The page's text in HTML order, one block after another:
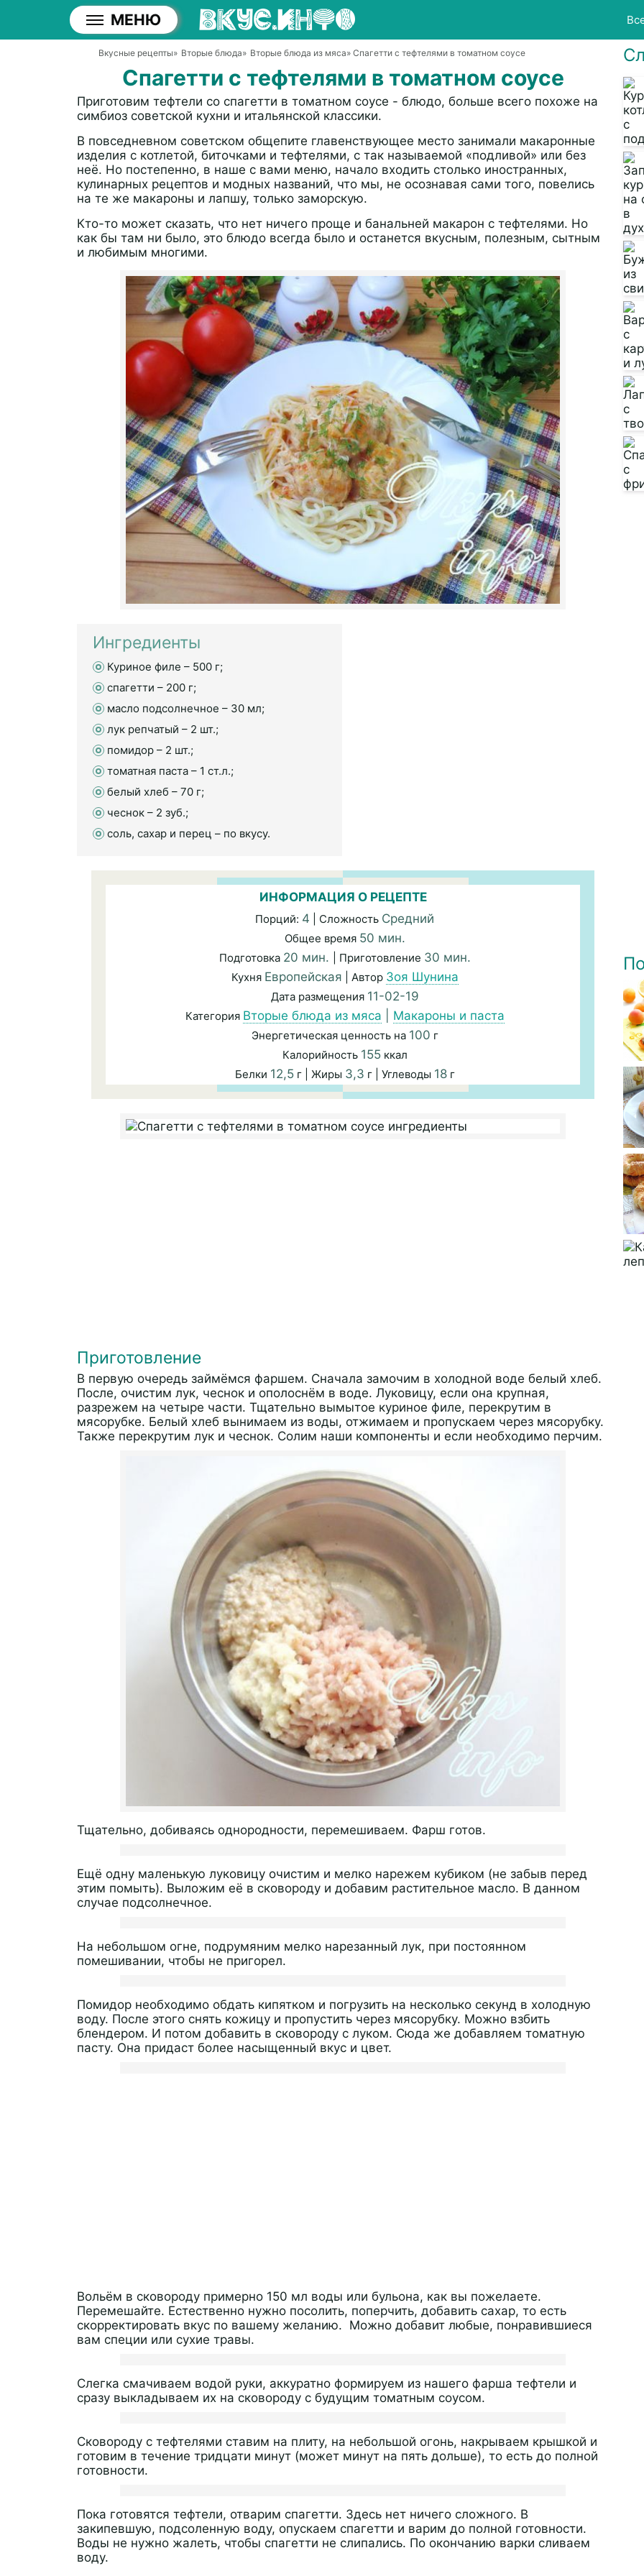
МЕНЮ
Вкусные рецепты» Вторые блюда» Вторые блюда из мяса» Спагетти с тефтелями в томатном соусе
Спагетти с тефтелями в томатном соусе
Приготовим тефтели со спагетти в томатном соусе - блюдо, больше всего похоже на
симбиоз советской кухни и итальянской классики.
В повседневном советском общепите главенствующее место занимали макаронные
изделия с котлетой, биточками и тефтелями, с так называемой «подливой» или без
неё. Но постепенно, в наше с вами меню, начало входить столько иностранных,
кулинарных рецептов и модных названий, что мы, не осознавая сами того, повелись
на те же макароны и лапшу, только заморскую.
Кто-то может сказать, что нет ничего проще и банальней макарон с тефтелями. Но
как бы там ни было, это блюдо всегда было и останется вкусным, полезным, сытным
и любимым многими.
Ингредиенты
Куриное филе – 500 г;
спагетти – 200 г;
масло подсолнечное – 30 мл;
лук репчатый – 2 шт.;
помидор – 2 шт.;
томатная паста – 1 ст.л.;
белый хлеб – 70 г;
чеснок – 2 зуб.;
соль, сахар и перец – по вкусу.
ИНФОРМАЦИЯ О РЕЦЕПТЕ
Порций: 4 | Сложность Средний
Общее время 50 мин.
Подготовка 20 мин. | Приготовление 30 мин.
Кухня Европейская | Автор Зоя Шунина
Дата размещения 11-02-19
Категория Вторые блюда из мяса Макароны и паста
Энергетическая ценность на 100 г
Калорийность 155ккал
Белки 12,5г | Жиры 3,3 г | Углеводы 18г
Приготовление
В первую очередь займёмся фаршем. Сначала замочим в холодной воде белый хлеб.
После, очистим лук, чеснок и ополоснём в воде. Луковицу, если она крупная,
разрежем на четыре части. Тщательно вымытое куриное филе, перекрутим в
мясорубке. Белый хлеб вынимаем из воды, отжимаем и пропускаем через мясорубку.
Также перекрутим лук и чеснок. Солим наши компоненты и если необходимо перчим.
Тщательно, добиваясь однородности, перемешиваем. Фарш готов.
Ещё одну маленькую луковицу очистим и мелко нарежем кубиком (не забыв перед
этим помыть). Выложим её в сковороду и добавим растительное масло. В данном
случае подсолнечное.
На небольшом огне, подрумяним мелко нарезанный лук, при постоянном
помешивании, чтобы не пригорел.
Помидор необходимо обдать кипятком и погрузить на несколько секунд в холодную
воду. После этого снять кожицу и пропустить через мясорубку. Можно взбить
блендером. И потом добавить в сковороду с луком. Сюда же добавляем томатную
пасту. Она придаст более насыщенный вкус и цвет.
Вольём в сковороду примерно 150 мл воды или бульона, как вы пожелаете.
Перемешайте. Естественно нужно посолить, поперчить, добавить сахар, то есть
скорректировать вкус по вашему желанию. Можно добавит любые, понравившиеся
вам специи или сухие травы.
Слегка смачиваем водой руки, аккуратно формируем из нашего фарша тефтели и
сразу выкладываем их на сковороду с будущим томатным соусом.
Сковороду с тефтелями ставим на плиту, на небольшой огонь, накрываем крышкой и
готовим в течение тридцати минут (может минут на пять дольше), то есть до полной
готовности.
Пока готовятся тефтели, отварим спагетти. Здесь нет ничего сложного. В
закипевшую, подсоленную воду, опускаем спагетти и варим до полной готовности.
Воды не нужно жалеть, чтобы спагетти не слипались. По окончанию варки сливаем
воду.